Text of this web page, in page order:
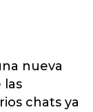
nueva
las
chats ya